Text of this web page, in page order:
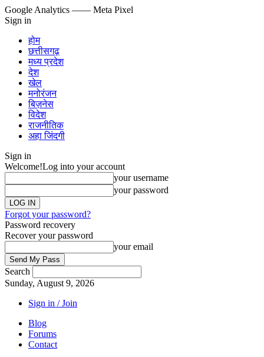
Google Analytics —— Meta Pixel
Sign in
होम
छत्तीसगढ़
मध्य प्रदेश
देश
खेल
मनोरंजन
बिज़नेस
विदेश
राजनीतिक
अहा जिंदगी
Sign in
Welcome!Log into your account
your username
your password
Forgot your password?
Password recovery
Recover your password
your email
Search
Sunday, August 9, 2026
Sign in / Join
Blog
Forums
Contact